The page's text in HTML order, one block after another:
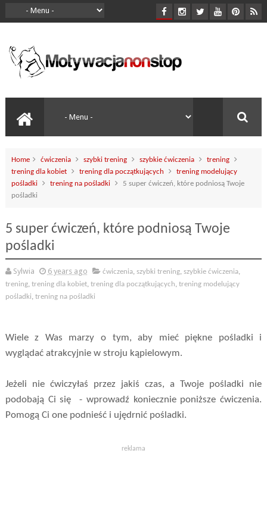
Home ćwiczenia szybki trening szybkie ćwiczenia
trening
trening dla kobiet
trening dla początkujących
trening modelujący
pośladki
trening na pośladki
5 super ćwiczeń, które podniosą Twoje
pośladki
5 super ćwiczeń, które podniosą Twoje
pośladki
Sylwia 6 years ago ćwiczenia, szybki trening, szybkie ćwiczenia,
trening, trening dla kobiet, trening dla początkujących, trening modelujący
pośladki, trening na pośladki
Wiele z Was marzy o tym, aby mieć piękne pośladki i
wyglądać atrakcyjnie w stroju kąpielowym.
Jeżeli nie ćwiczyłaś przez jakiś czas, a Twoje pośladki nie
podobają Ci się - wprowadź koniecznie poniższe ćwiczenia.
Pomogą Ci one podnieść i ujędrnić pośladki.
reklama